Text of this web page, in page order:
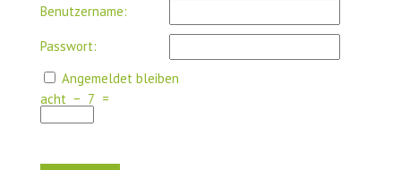
Benutzername:
Passwort:
Angemeldet bleiben
acht − 7 =